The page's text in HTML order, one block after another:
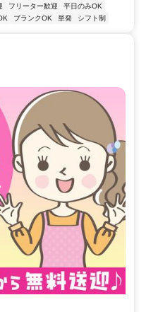
フリーター歓迎
平日のみOK
ブランクOK 単発 シフト制